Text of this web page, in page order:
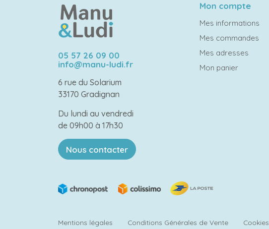
05 57 26 09 00
info@manu-ludi.fr
6 rue du Solarium
33170 Gradignan
Du lundi au vendredi
de 09h00 à 17h30
Nous contacter
Mon compte
Mes informations
Mes commandes
Mes adresses
Mon panier
Mentions légales Conditions Générales de Vente Cookies